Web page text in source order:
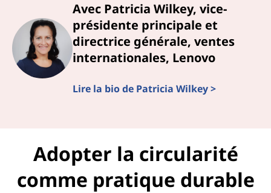
Avec Patricia Wilkey, vice-
présidente principale et
directrice générale, ventes
internationales, Lenovo
Lire la bio de Patricia Wilkey >
Adopter la circularité
comme pratique durable